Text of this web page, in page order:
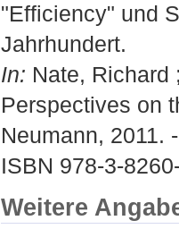
"Efficiency" und
Jahrhundert.
In: Nate, Richard
Perspectives on
Neumann, 2011.
ISBN 978-3-
Weitere